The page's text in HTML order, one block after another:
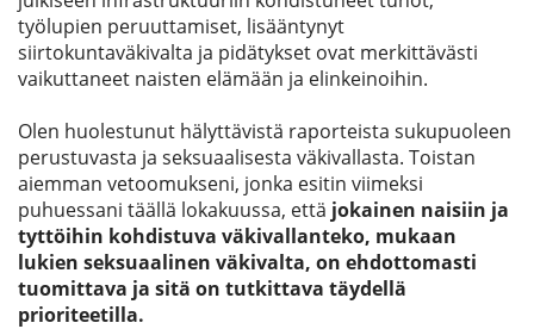
työlupien peruuttamiset, lisääntynyt
siirtokuntaväkivalta ja pidätykset ovat merkittävästi
vaikuttaneet naisten elämään ja elinkeinoihin.
Olen huolestunut hälyttävistä raporteista sukupuoleen
perustuvasta ja seksuaalisesta väkivallasta. Toistan
aiemman vetoomukseni, jonka esitin viimeksi
puhuessani täällä lokakuussa, että jokainen naisiin ja
tyttöihin kohdistuva väkivallanteko, mukaan
lukien seksuaalinen väkivalta, on ehdottomasti
tuomittava ja sitä on tutkittava täydellä
prioriteetilla.